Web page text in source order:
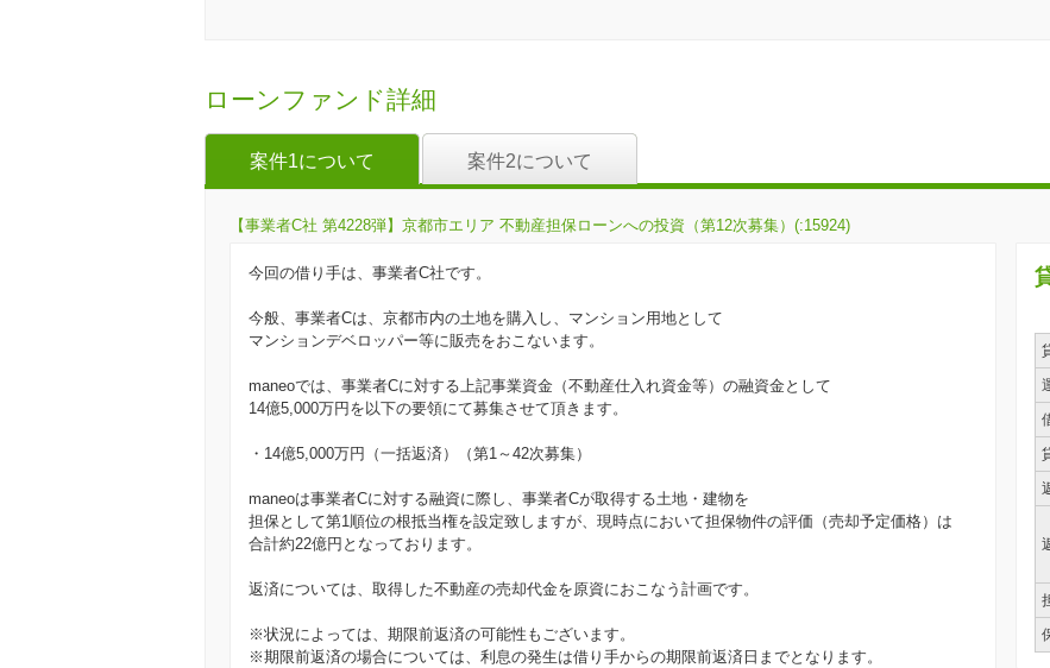
ローンファンド詳細
案件1について 案件2について
【事業者C社 第4228弾】京都市エリア 不動産担保ローンへの投資（第12次募集）(:15924)
今回の借り手は、事業者C社です。
今般、事業者Cは、京都市内の土地を購入し、マンション用地として
マンションデベロッパー等に販売をおこないます。
maneoでは、事業者Cに対する上記事業資金（不動産仕入れ資金等）の融資金として
14億5,000万円を以下の要領にて募集させて頂きます。
・14億5,000万円（一括返済）（第1～42次募集）
maneoは事業者Cに対する融資に際し、事業者Cが取得する土地・建物を
担保として第1順位の根抵当権を設定致しますが、現時点において担保物件の評価（売却予定価格）は
合計約22億円となっております。
返済については、取得した不動産の売却代金を原資におこなう計画です。
※状況によっては、期限前返済の可能性もございます。
※期限前返済の場合については、利息の発生は借り手からの期限前返済日までとなります。